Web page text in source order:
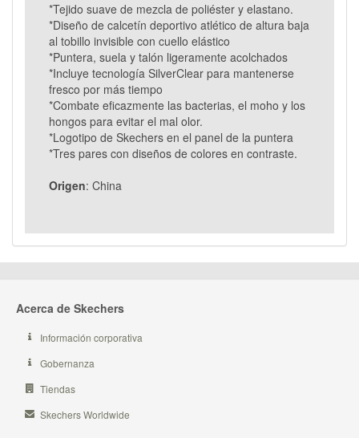
*Tejido suave de mezcla de poliéster y elastano.
*Diseño de calcetín deportivo atlético de altura baja
al tobillo invisible con cuello elástico
*Puntera, suela y talón ligeramente acolchados
*Incluye tecnología SilverClear para mantenerse
fresco por más tiempo
*Combate eficazmente las bacterias, el moho y los
hongos para evitar el mal olor.
*Logotipo de Skechers en el panel de la puntera
*Tres pares con diseños de colores en contraste.
Origen: China
Acerca de Skechers
Información corporativa
Gobernanza
Tiendas
Skechers Worldwide